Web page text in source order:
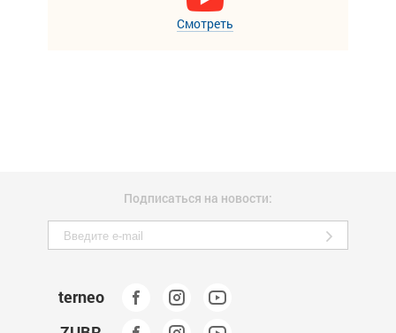
Смотреть
Подписаться на новости:
terneo